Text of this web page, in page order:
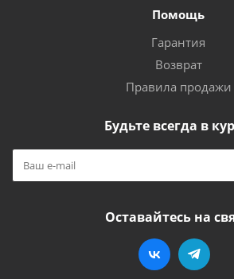
Помощь
Гарантия
Возврат
Правила продажи
Будьте всегда в
Оставайтесь на